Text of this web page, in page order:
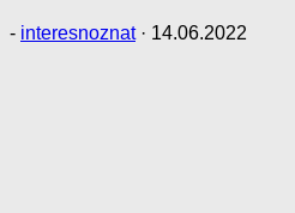
- interesnoznat · 14.06.2022